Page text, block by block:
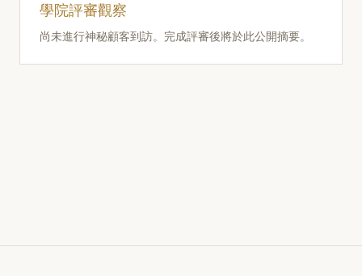
學院評審觀察
尚未進行神秘顧客到訪。完成評審後將於此公開摘要。